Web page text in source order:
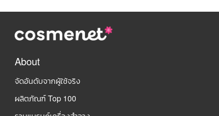
About
จัดอันดับจากผู้ใช้จริง
ผลิตภัณฑ์ Top 100